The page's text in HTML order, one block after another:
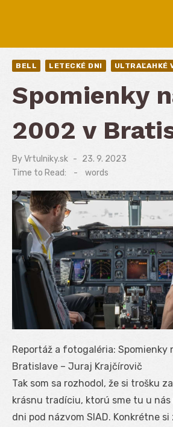
BELL LETECKÉ DNI ULTRAĽAHKÉ
Spomienky
2002 v
ByVrtulniky.sk
Posted
on
23. 9. 2023
Time to Read:
- words
Reportáž a fotogaléria: Spomienky
Bratislave – Juraj Krajčírovič
Tak som sa rozhodol, že si trošku
krásnu tradíciu, ktorú sme tu u nás
dni pod názvom SIAD. Konkrétne